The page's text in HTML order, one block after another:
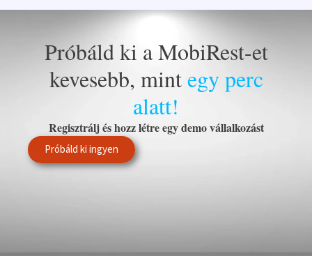
Próbáld ki a MobiRest-et
kevesebb, mintegy perc
alatt!
Regisztrálj és hozz létre egy demo vállalkozást
Próbáld ki ingyen